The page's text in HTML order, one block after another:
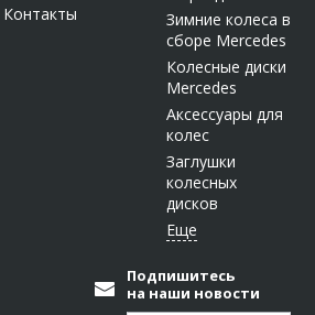
Контакты
Зимние колеса в
сборе Mercedes
Колесные диски
Mercedes
Аксессуары для
колес
Заглушки
колесных
дисков
Подпишитесь
на наши новости